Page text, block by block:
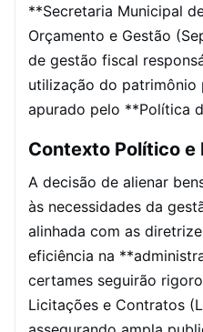
**Secretaria Municipal
Orçamento e Gestão
de gestão fiscal
utilização do patrimônio
apurado pelo **Política
Contexto Político e
A decisão de alienar
às necessidades da
alinhada com as
eficiência na
certames seguirão
Licitações e Contratos